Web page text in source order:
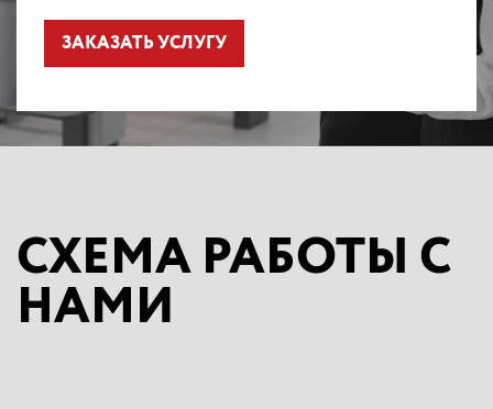
ЗАКАЗАТЬ УСЛУГУ
СХЕМА РАБОТЫ С
НАМИ